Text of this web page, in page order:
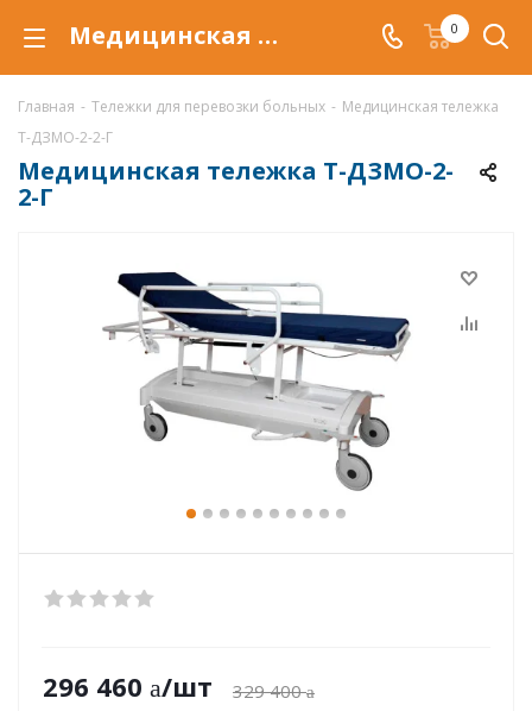
Медицинская тележка Т-ДЗМО-2-2-Г для перемещения больных внутри больничных помещений. 0
Главная - Тележки для перевозки больных - Медицинская тележка
Т-ДЗМО-2-2-Г
Медицинская тележка Т-ДЗМО-2-
2-Г
296 460 /шт 329 400